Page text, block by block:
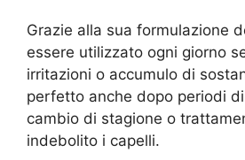
Grazie alla sua formulazione
essere utilizzato ogni giorno
irritazioni o accumulo di
perfetto anche dopo periodi
cambio di stagione o
indebolito i capelli.